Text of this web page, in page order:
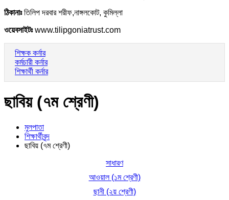
ঠিকানাঃতিলিপ দরবার শরীফ,নাঙ্গলকোট, কুমিল্লা
ওয়েবসাইটঃwww.tilipgoniatrust.com
শিক্ষক কর্নার
কর্মচারী কর্নার
শিক্ষার্থী কর্নার
ছাবিয় (৭ম শ্রেণী)
মুলপাতা
শিক্ষার্থীবৃন্দ
ছাবিয় (৭ম শ্রেণী)
সাধারণ
আওয়াল (১ম শ্রেণী)
ছানী (২য় শ্রেণী)